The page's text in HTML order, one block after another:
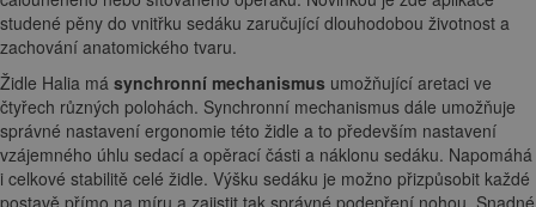
studené pěny do vnitřku sedáku zaručující dlouhodobou životnost a
zachování anatomického tvaru.
Židle Halia má synchronní mechanismus umožňující aretaci ve
čtyřech různých polohách. Synchronní mechanismus dále umožňuje
správné nastavení ergonomie této židle a to především nastavení
vzájemného úhlu sedací a opěrací části a náklonu sedáku. Napomáhá
i celkové stabilitě celé židle. Výšku sedáku je možno přizpůsobit každé